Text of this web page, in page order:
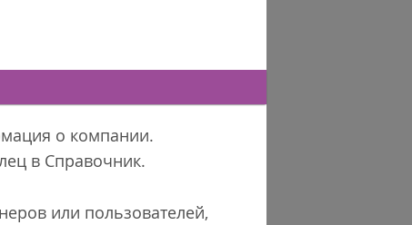
о компании.
в Справочник.
или пользователей,